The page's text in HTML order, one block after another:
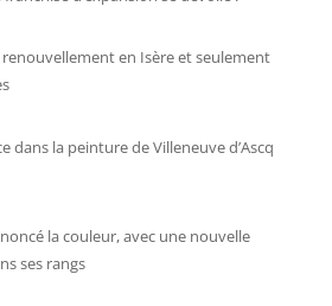
renouvellement en Isère et seulement
dans la peinture de Villeneuve d’Ascq
la couleur, avec une nouvelle
ses rangs